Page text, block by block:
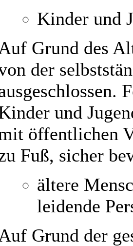
Kinder und
Grund des
der
und
öffentlichen
Fuß, sicher
ältere
leidende
Grund der